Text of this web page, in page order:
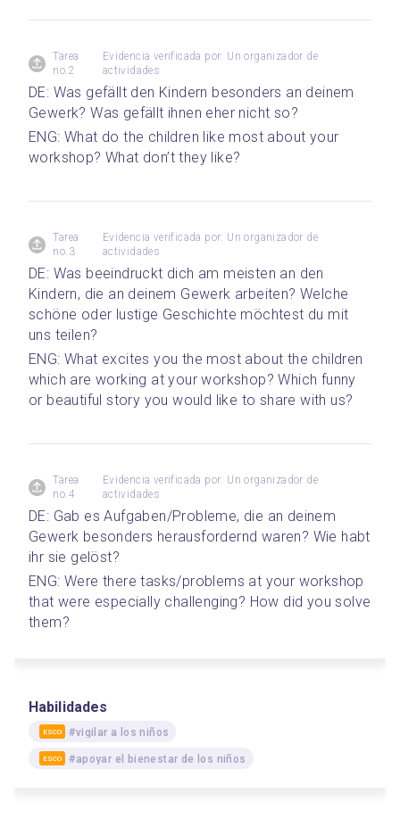
Tarea
no.2
Evidencia verificada por: Un organizador de
actividades
DE: Was gefällt den Kindern besonders an deinem
Gewerk? Was gefällt ihnen eher nicht so?
ENG: What do the children like most about your
workshop? What don’t they like?
Tarea
no.3
Evidencia verificada por: Un organizador de
actividades
DE: Was beeindruckt dich am meisten an den
Kindern, die an deinem Gewerk arbeiten? Welche
schöne oder lustige Geschichte möchtest du mit
uns teilen?
ENG: What excites you the most about the children
which are working at your workshop? Which funny
or beautiful story you would like to share with us?
Tarea
no.4
Evidencia verificada por: Un organizador de
actividades
DE: Gab es Aufgaben/Probleme, die an deinem
Gewerk besonders herausfordernd waren? Wie habt
ihr sie gelöst?
ENG: Were there tasks/problems at your workshop
that were especially challenging? How did you solve
them?
Habilidades
ESCO #vigilar a los niños
ESCO #apoyar el bienestar de los niños